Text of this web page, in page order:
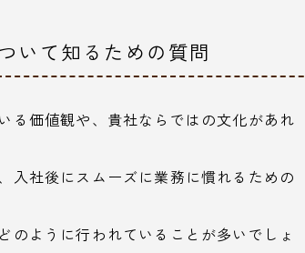
いて知るための質問
る価値観や、貴社ならではの文化があれ
入社後にスムーズに業務に慣れるための
のように行われていることが多いでしょ